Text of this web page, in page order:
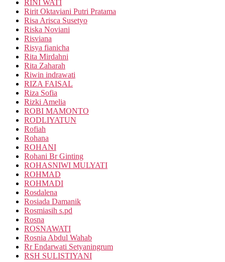
RINI WATI
Ririt Oktaviani Putri Pratama
Risa Arisca Susetyo
Riska Noviani
Risviana
Risya fianicha
Rita Mirdahni
Rita Zaharah
Riwin indrawati
RIZA FAISAL
Riza Sofia
Rizki Amelia
ROBI MAMONTO
RODLIYATUN
Rofiah
Rohana
ROHANI
Rohani Br Ginting
ROHASNIWI MULYATI
ROHMAD
ROHMADI
Rosdalena
Rosiada Damanik
Rosmiasih s.pd
Rosna
ROSNAWATI
Rosnia Abdul Wahab
Rr Endarwati Setyaningrum
RSH SULISTIYANI